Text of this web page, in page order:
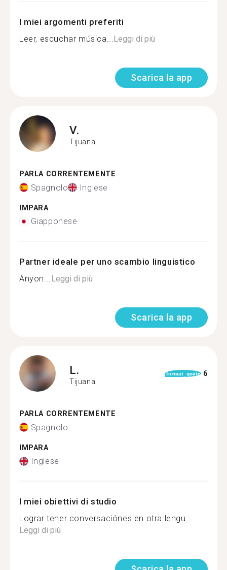
I miei argomenti preferiti
Leer, escuchar música...Leggi di più
Scarica la app
V.
Tijuana
PARLA CORRENTEMENTE
Spagnolo Inglese
IMPARA
Giapponese
Partner ideale per uno scambio linguistico
Anyon...Leggi di più
Scarica la app
L.
Tijuana
format_quote 6
PARLA CORRENTEMENTE
Spagnolo
IMPARA
Inglese
I miei obiettivi di studio
Lograr tener conversaciónes en otra lengu...
Leggi di più